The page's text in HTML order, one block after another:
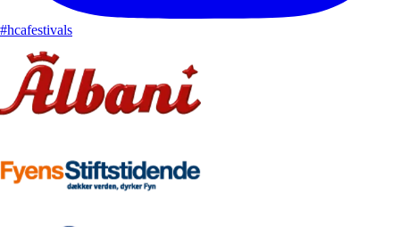
#hcafestivals